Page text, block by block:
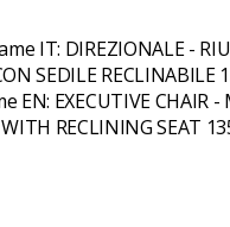
IT: DIREZIONALE -
SEDILE RECLINABILE
EN: EXECUTIVE CHAIR -
RECLINING SEAT